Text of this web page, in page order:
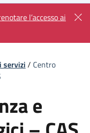
l’accesso ai
servizi / Centro
e